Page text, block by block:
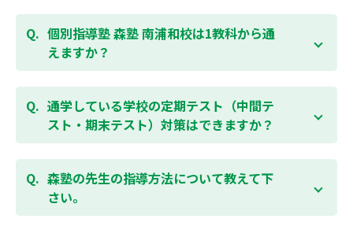
個別指導塾 森塾 南浦和校では、小学生・中学生・高
校生のコースがあり、それぞれ学校のテストの点数ア
ップを目的としたコースとなっております。その他、
小学生用の英検®対策や、基礎学力を身につけるDOJO
細は校舎にお問合わせください。
お問合わせはこちら
個別指導塾 森塾 南浦和校は1教科から通
えますか？
はい、1教科、週1日から受講いただけます。自分から
勉強できる習慣をつけるために最初は1から2教科での
受講をおすすめしております。まずはお気軽にご相談
ください。
ご相談（お問合わせ）はこちら
通学している学校の定期テスト（中間テ
スト・期末テスト）対策はできますか？
お子様お一人おひとりの学校進度やテスト範囲にあわ
せて授業をすすめますので、定期テスト対策に繋がり
ます。森塾では、テスト直前に自分の予定にあわせ
て、テスト対策授業の追加ができます。 受講中の科目
森塾の先生の指導方法について教えて下
さい。